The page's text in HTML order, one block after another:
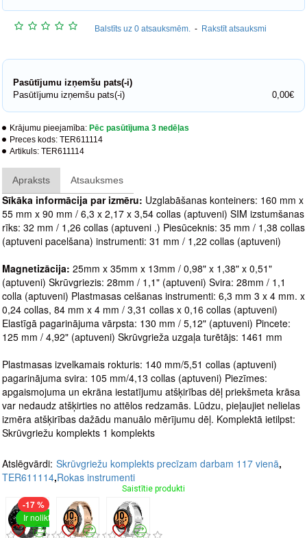
Krājumu pieejamība: Pēc pasūtījuma 3 nedēļas
Preces kods: TER611114
Artikuls: TER611114
Balstīts uz 0 atsauksmēm. - Rakstīt atsauksmi
Pasūtījumu izņemšu pats(-i)
Pasūtījumu izņemšu pats(-i)
0,00€
Apraksts Atsauksmes
Sīkāka informācija par izmēru: Uzglabāšanas konteiners: 160 mm x
55 mm x 90 mm / 6,3 x 2,17 x 3,54 collas (aptuveni) SIM izstumšanas
rīks: 32 mm / 1,26 collas (aptuveni .) Piesūceknis: 35 mm / 1,38 collas
(aptuveni pacelšana) instrumenti: 31 mm / 1,22 collas (aptuveni)
Magnetizācija: 25mm x 35mm x 13mm / 0,98" x 1,38" x 0,51"
(aptuveni) Skrūvgriezis: 28mm / 1,1" (aptuveni) Svira: 28mm / 1,1
colla (aptuveni) Plastmasas celšanas instrumenti: 6,3 mm 3 x 4 mm. x
0,24 collas, 84 mm x 4 mm / 3,31 collas x 0,16 collas (aptuveni)
Elastīgā pagarinājuma vārpsta: 130 mm / 5,12" (aptuveni) Pincete:
125 mm / 4,92" (aptuveni) Skrūvgrieža uzgaļa turētājs: 1461 mm
Plastmasas izvelkamais rokturis: 140 mm/5,51 collas (aptuveni)
pagarinājuma svira: 105 mm/4,13 collas (aptuveni) Piezīmes:
apgaismojuma un ekrāna iestatījumu atšķirības dēļ priekšmeta krāsa
var nedaudz atšķirties no attēlos redzamās. Lūdzu, pieļaujiet nelielas
izmēra atšķirības dažādu manuālo mērījumu dēļ. Komplektā ietilpst:
Skrūvgriežu komplekts 1 komplekts
Atslēgvārdi: Skrūvgriežu komplekts precīzam darbam 117 vienā,
TER611114,Rokas instrumenti
Saistītie produkti
Ir noliktavā
-17 %